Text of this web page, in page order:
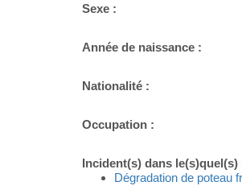
Sexe :
Année de naissance :
Nationalité :
Occupation :
Incident(s) dans
Dégradation de poteau